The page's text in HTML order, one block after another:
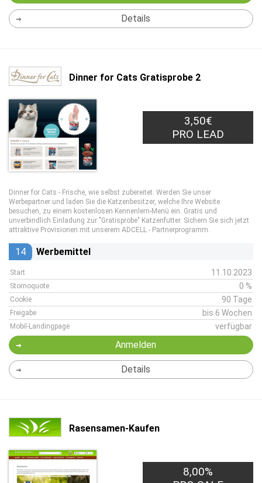
Details
Dinner for Cats Gratisprobe 2
3,50€
PRO LEAD
Dinner for Cats - Frische, wie selbst zubereitet. Werden Sie unser
Werbepartner und laden Sie die Katzenbesitzer, welche Ihre Website
besuchen, zu einem kostenlosen Kennenlern-Menü ein. Gratis und
unverbindlich Einladung zur "Gratisprobe" Katzenfutter. Sichern Sie sich jetzt
attraktive Provisionen mit unserem ADCELL - Partnerprogramm.
14 Werbemittel
Start 11.10.2023
Stornoquote 0 %
Cookie 90 Tage
Freigabe bis 6 Wochen
Mobil-Landingpage verfügbar
Anmelden
Details
Rasensamen-Kaufen
8,00%